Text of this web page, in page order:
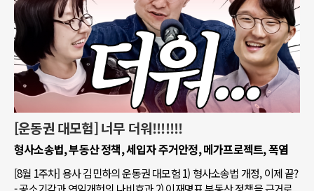
[운동권 대모험] 너무 더워!!!!!!!
형사소송법, 부동산 정책, 세입자 주거안정, 메가프로젝트, 폭염
[8월 1주차] 용사 김민하의 운동권 대모험 1) 형사소송법 개정, 이제 끝?
- 공소기각과 연임개헌의 나비효과 2) 이재명표 부동산 정책을 근거로